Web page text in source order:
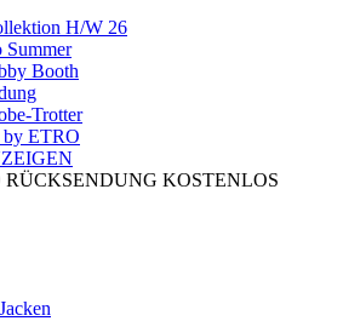
H/W 26
Summer
Booth
Trotter
ETRO
KOSTENLOS